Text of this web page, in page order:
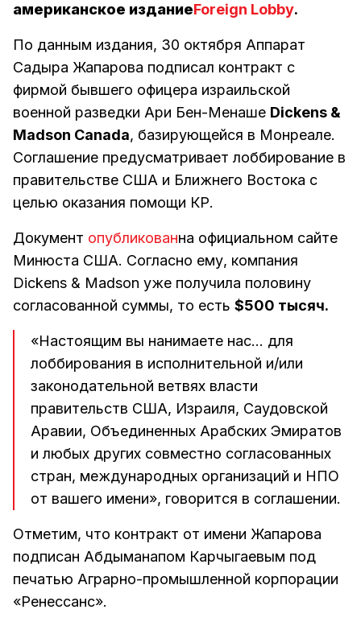
американское изданиеForeign Lobby.
По данным издания, 30 октября Аппарат
Садыра Жапарова подписал контракт с
фирмой бывшего офицера израильской
военной разведки Ари Бен-Менаше Dickens &
Madson Canada, базирующейся в Монреале.
Соглашение предусматривает лоббирование в
правительстве США и Ближнего Востока с
целью оказания помощи КР.
Документ опубликованна официальном сайте
Минюста США. Согласно ему, компания
Dickens & Madson уже получила половину
согласованной суммы, то есть $500 тысяч.
«Настоящим вы нанимаете нас… для
лоббирования в исполнительной и/или
законодательной ветвях власти
правительств США, Израиля, Саудовской
Аравии, Объединенных Арабских Эмиратов
и любых других совместно согласованных
стран, международных организаций и НПО
от вашего имени», говорится в соглашении.
Отметим, что контракт от имени Жапарова
подписан Абдыманапом Карчыгаевым под
печатью Аграрно-промышленной корпорации
«Ренессанс».